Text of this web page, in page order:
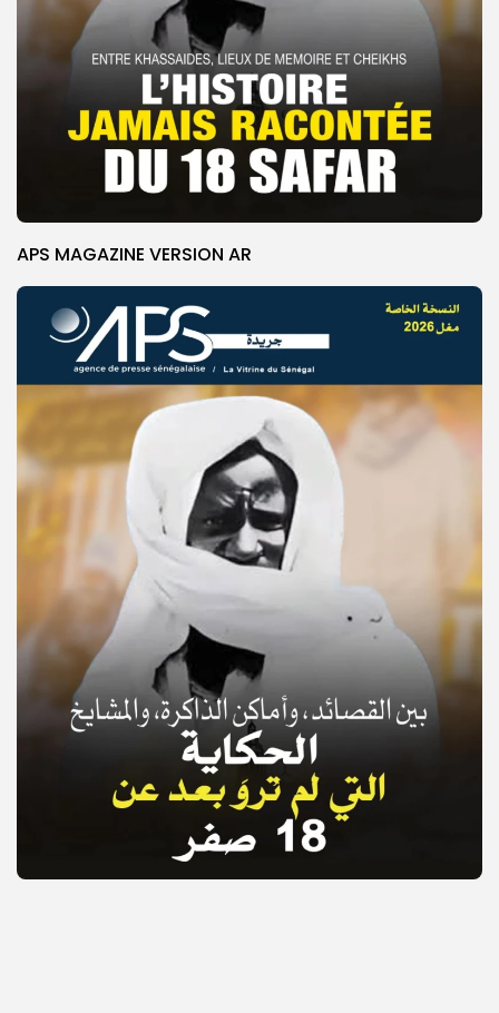
© Copyright 2025, APS
APS MAGAZINE VERSION AR